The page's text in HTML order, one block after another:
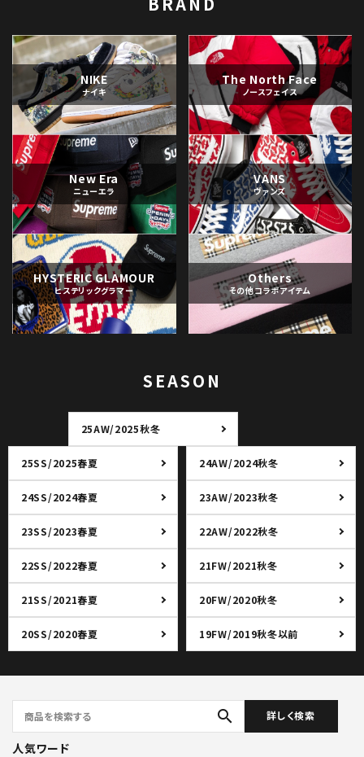
NIKE
ナイキ
The North Face
ノースフェイス
New Era
ニューエラ
VANS
ヴァンズ
HYSTERIC GLAMOUR
ヒステリックグラマー
Others
その他コラボアイテム
SEASON
25AW/2025秋冬
25SS/2025春夏 24AW/2024秋冬
24SS/2024春夏 23AW/2023秋冬
23SS/2023春夏 22AW/2022秋冬
22SS/2022春夏 21FW/2021秋冬
21SS/2021春夏 20FW/2020秋冬
20SS/2020春夏 19FW/2019秋冬以前
search 詳しく検索
人気ワード